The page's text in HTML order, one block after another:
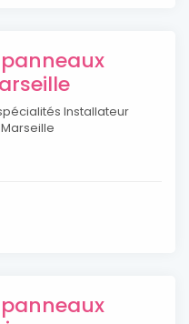
Installateur